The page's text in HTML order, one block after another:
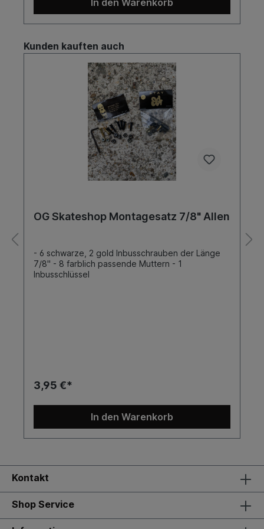
nächsten Generation von
zur Skate-Community bekannt ist. Mit einem
talentierten Team von Fahrern und einer klaren
Hingabe zur Förderung des Skateboardens setzt
Etnies Standards, die von Skatern weltweit
geschätzt werden. Die Marke inspiriert Skater
dazu, ihre Leidenschaft zu leben und das
Skateboarden als eine Form der Selbstentfaltung
und kulturellen Ausdruck zu nutzen.
Kunden kauften auch
OG Skateshop Montagesatz 7/8" Allen
- 6 schwarze, 2 gold Inbusschrauben der Länge
7/8" - 8 farblich passende Muttern - 1
Inbusschlüssel
3,95 €*
In den Warenkorb
Kontakt
Shop Service